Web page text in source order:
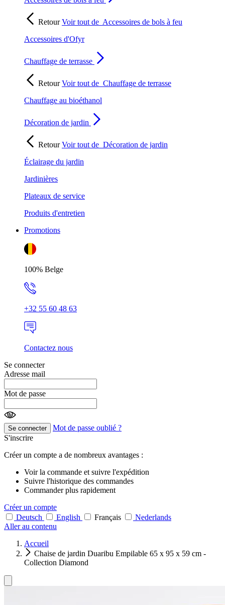
RetourVoir tout de Accessoires de bols à feu
Accessoires d'Ofyr
Chauffage de terrasse
RetourVoir tout de Chauffage de terrasse
Chauffage au bioéthanol
Décoration de jardin
RetourVoir tout de Décoration de jardin
Éclairage du jardin
Jardinières
Plateaux de service
Produits d'entretien
Promotions
100% Belge
+32 55 60 48 63
Contactez nous
Se connecter
Adresse mail
Mot de passe
Se connecter
Mot de passe oublié ?
S'inscrire
Créer un compte a de nombreux avantages :
Voir la commande et suivre l'expédition
Suivre l'historique des commandes
Commander plus rapidement
Créer un compte
Deutsch
English Français
Nederlands
Aller au contenu
Accueil
Chaise de jardin Duaribu Empilable 65 x 95 x 59 cm -
Collection Diamond